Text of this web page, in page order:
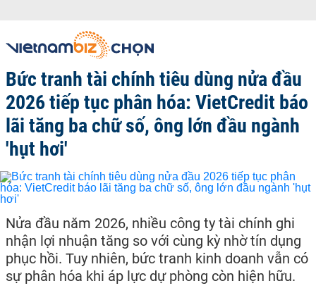
Bức tranh tài chính tiêu dùng nửa đầu
2026 tiếp tục phân hóa: VietCredit báo
lãi tăng ba chữ số, ông lớn đầu ngành
'hụt hơi'
Nửa đầu năm 2026, nhiều công ty tài chính ghi
nhận lợi nhuận tăng so với cùng kỳ nhờ tín dụng
phục hồi. Tuy nhiên, bức tranh kinh doanh vẫn có
sự phân hóa khi áp lực dự phòng còn hiện hữu.